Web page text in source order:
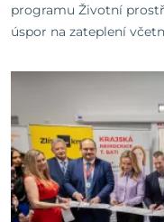
programu Životní
úspor na zateplení